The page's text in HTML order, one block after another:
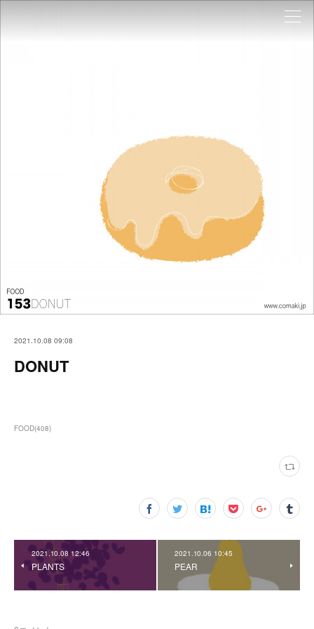
2021.10.08 09:08
DONUT
FOOD(408)
2021.10.08 12:46
PLANTS
2021.10.06 10:45
PEAR